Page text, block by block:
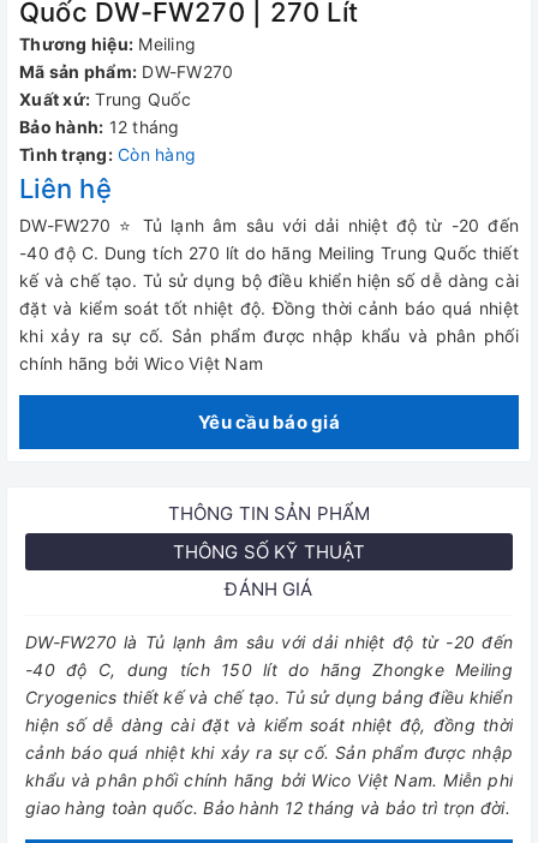
Quốc DW-FW270 | 270 Lít
Thương hiệu: Meiling
Mã sản phẩm: DW-FW270
Xuất xứ: Trung Quốc
Bảo hành: 12 tháng
Tình trạng: Còn hàng
Liên hệ
DW-FW270 ⭐ Tủ lạnh âm sâu với dải nhiệt độ từ -20 đến
-40 độ C. Dung tích 270 lít do hãng Meiling Trung Quốc thiết
kế và chế tạo. Tủ sử dụng bộ điều khiển hiện số dễ dàng cài
đặt và kiểm soát tốt nhiệt độ. Đồng thời cảnh báo quá nhiệt
khi xảy ra sự cố. Sản phẩm được nhập khẩu và phân phối
chính hãng bởi Wico Việt Nam
Yêu cầu báo giá
THÔNG TIN SẢN PHẨM
THÔNG SỐ KỸ THUẬT
ĐÁNH GIÁ
DW-FW270 là Tủ lạnh âm sâu với dải nhiệt độ từ -20 đến
-40 độ C, dung tích 150 lít do hãng Zhongke Meiling
Cryogenics thiết kế và chế tạo. Tủ sử dụng bảng điều khiển
hiện số dễ dàng cài đặt và kiểm soát nhiệt độ, đồng thời
cảnh báo quá nhiệt khi xảy ra sự cố. Sản phẩm được nhập
khẩu và phân phối chính hãng bởi Wico Việt Nam. Miễn phí
giao hàng toàn quốc. Bảo hành 12 tháng và bảo trì trọn đời.